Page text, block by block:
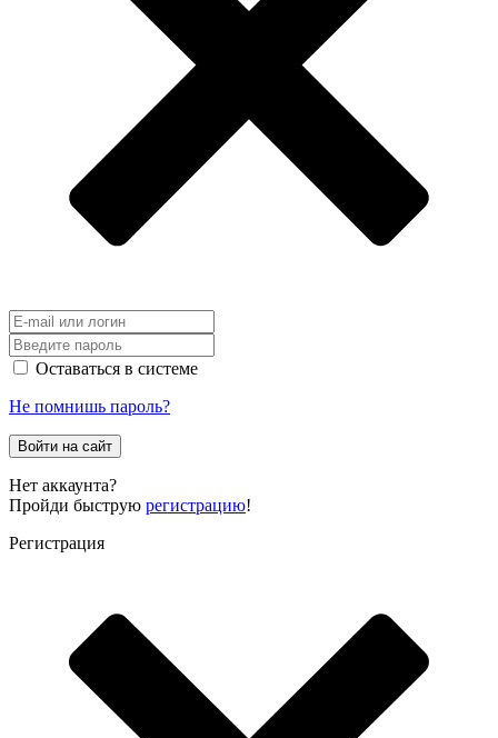
Оставаться в системе
Не помнишь пароль?
Войти на сайт
Нет аккаунта?
Пройди быструю регистрацию!
Регистрация